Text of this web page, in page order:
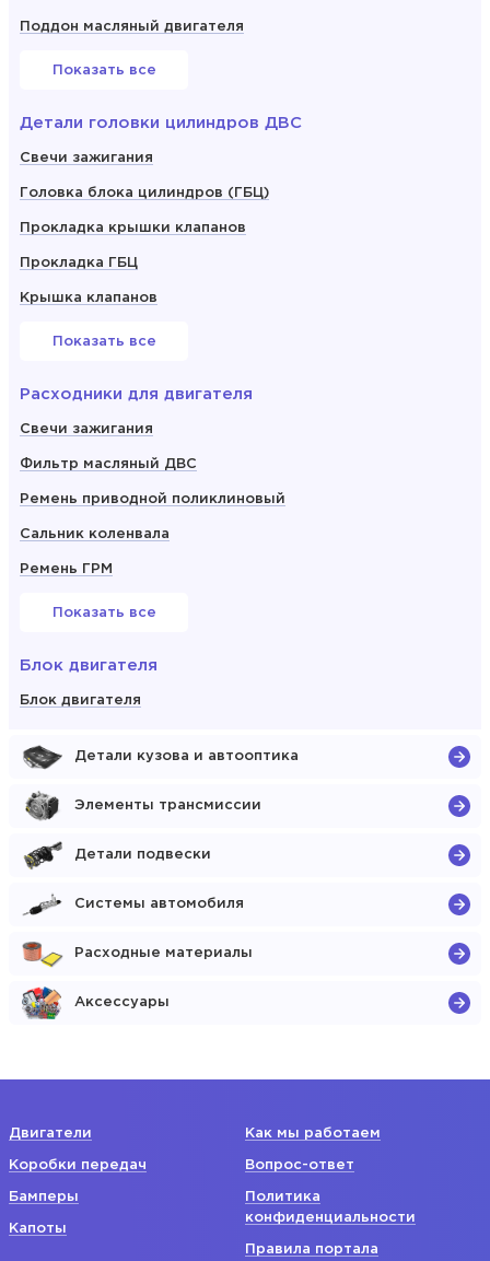
Поддон масляный двигателя
Показать все
Детали головки цилиндров ДВС
Свечи зажигания
Головка блока цилиндров (ГБЦ)
Прокладка крышки клапанов
Прокладка ГБЦ
Крышка клапанов
Показать все
Расходники для двигателя
Свечи зажигания
Фильтр масляный ДВС
Ремень приводной поликлиновый
Сальник коленвала
Ремень ГРМ
Показать все
Блок двигателя
Блок двигателя
Детали кузова и автооптика
Элементы трансмиссии
Детали подвески
Системы автомобиля
Расходные материалы
Аксессуары
Двигатели
Коробки передач
Бамперы
Капоты
Как мы работаем
Вопрос-ответ
Политика
конфиденциальности
Правила портала